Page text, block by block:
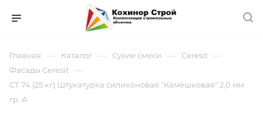
Главная — Каталог — Сухие смеси — Ceresit —
Фасады Ceresit —
СТ 74 (25 кг) Штукатурка силиконовая "Камешковая" 2,0 мм
гр. А